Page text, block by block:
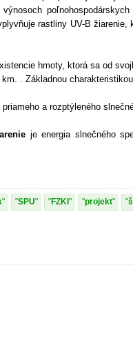
výnosoch
rastliny UV-B
hmoty, ktorá sa od
. Základnou
a rozptýleného
je energia slnečného
SPU FZKI projekt